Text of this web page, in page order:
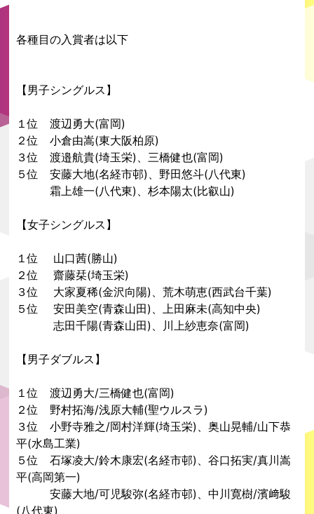
各種目の入賞者は以下
【男子シングルス】
１位 渡辺勇大(富岡)
２位 小倉由嵩(東大阪柏原)
３位 渡邉航貴(埼玉栄)、三橋健也(富岡)
５位 安藤大地(名経市邨)、野田悠斗(八代東)
霜上雄一(八代東)、杉本陽太(比叡山)
【女子シングルス】
１位 山口茜(勝山)
２位 齋藤栞(埼玉栄)
３位 大家夏稀(金沢向陽)、荒木萌恵(西武台千葉)
５位 安田美空(青森山田)、上田麻未(高知中央)
志田千陽(青森山田)、川上紗恵奈(富岡)
【男子ダブルス】
１位 渡辺勇大/三橋健也(富岡)
２位 野村拓海/浅原大輔(聖ウルスラ)
３位 小野寺雅之/岡村洋輝(埼玉栄)、奥山晃輔/山下恭
平(水島工業)
５位 石塚凌大/鈴木康宏(名経市邨)、谷口拓実/真川嵩
平(高岡第一)
安藤大地/可児駿弥(名経市邨)、中川寛樹/濱﨑駿
(八代東)